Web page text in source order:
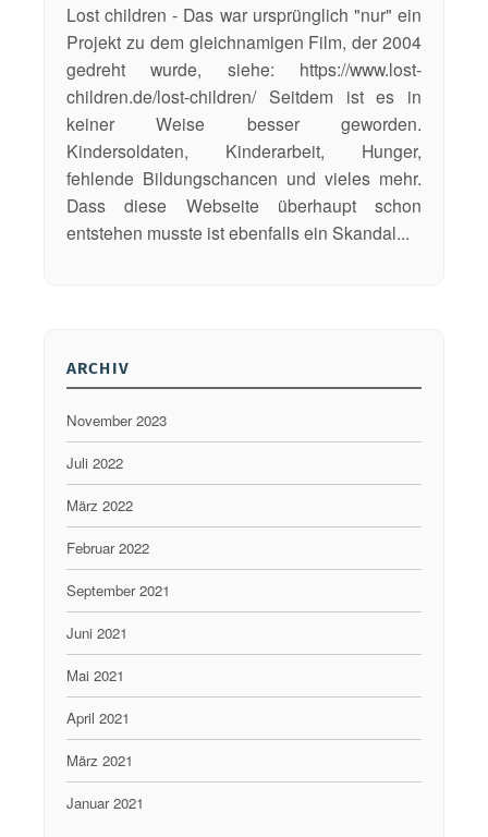
Lost children - Das war ursprünglich "nur" ein
Projekt zu dem gleichnamigen Film, der 2004
gedreht wurde, siehe: https://www.lost-
children.de/lost-children/ Seitdem ist es in
keiner Weise besser geworden.
Kindersoldaten, Kinderarbeit, Hunger,
fehlende Bildungschancen und vieles mehr.
Dass diese Webseite überhaupt schon
entstehen musste ist ebenfalls ein Skandal...
ARCHIV
November 2023
Juli 2022
März 2022
Februar 2022
September 2021
Juni 2021
Mai 2021
April 2021
März 2021
Januar 2021